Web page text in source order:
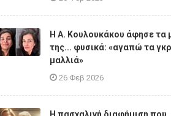
Η A. Κουλουκάκου άφησε τα
της... φυσικά: «αγαπώ τα
μαλλιά»
26 Φεβ 2026